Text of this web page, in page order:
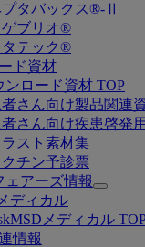
プタバックス®-Ⅱ
ゲブリオ®
タテック®
ド資材
ンロード資材 TOP
者さん向け製品関連
者さん向け疾患啓発
スト素材集
チン予診票
ェアーズ情報
Open
ディカル
メディカル
情報